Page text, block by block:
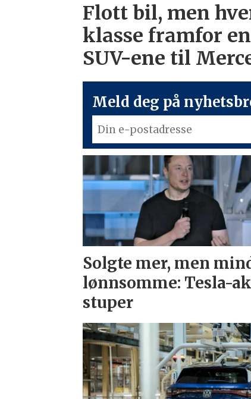
Flott bil, men
klasse framfor
SUV-ene til
Meld deg på
Solgte mer, men
lønnsomme: Tesla-
stuper